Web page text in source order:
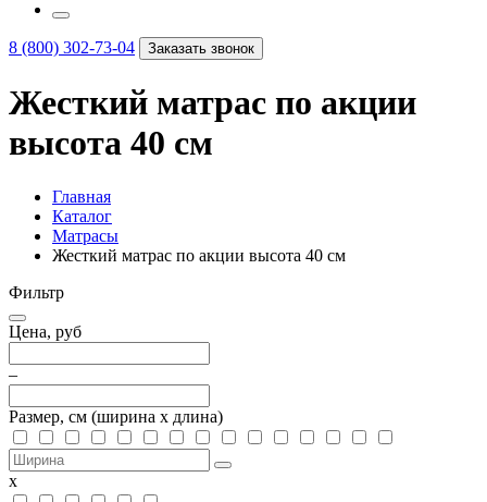
8 (800) 302-73-04 Заказать звонок
Жесткий матрас по акции
высота 40 см
Главная
Каталог
Матрасы
Жесткий матрас по акции высота 40 см
Фильтр
Цена, руб
–
Размер, см (ширина х длина)
х